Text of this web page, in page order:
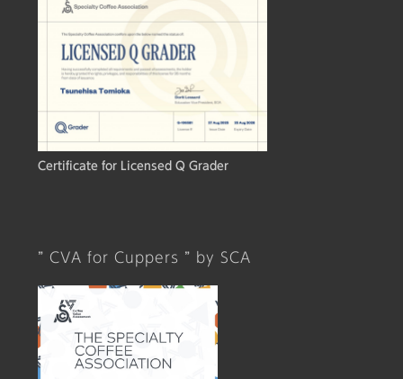
Certificate for Licensed Q Grader
” CVA for Cuppers ” by SCA